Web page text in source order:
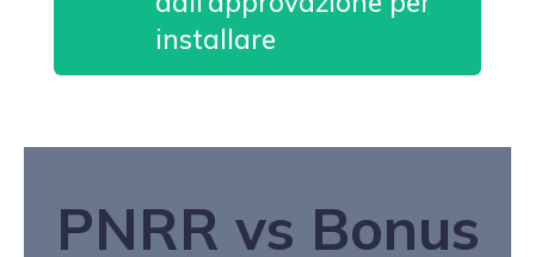
installare
PNRR vs Bonus